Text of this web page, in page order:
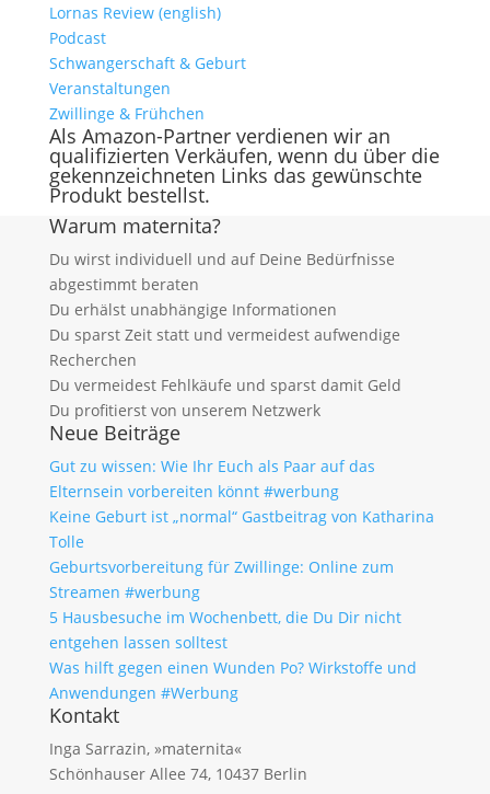
Lornas Review (english)
Podcast
Schwangerschaft & Geburt
Veranstaltungen
Zwillinge & Frühchen
Als Amazon-Partner verdienen wir an
qualifizierten Verkäufen, wenn du über die
gekennzeichneten Links das gewünschte
Produkt bestellst.
Warum maternita?
Du wirst individuell und auf Deine Bedürfnisse
abgestimmt beraten
Du erhälst unabhängige Informationen
Du sparst Zeit statt und vermeidest aufwendige
Recherchen
Du vermeidest Fehlkäufe und sparst damit Geld
Du profitierst von unserem Netzwerk
Neue Beiträge
Gut zu wissen: Wie Ihr Euch als Paar auf das
Elternsein vorbereiten könnt #werbung
Keine Geburt ist „normal“ Gastbeitrag von Katharina
Tolle
Geburtsvorbereitung für Zwillinge: Online zum
Streamen #werbung
5 Hausbesuche im Wochenbett, die Du Dir nicht
entgehen lassen solltest
Was hilft gegen einen Wunden Po? Wirkstoffe und
Anwendungen #Werbung
Kontakt
Inga Sarrazin, »maternita«
Schönhauser Allee 74, 10437 Berlin